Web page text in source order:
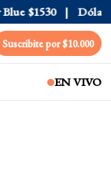
$1530 Dólar CCL
Suscribite por $10.000
EN VIVO